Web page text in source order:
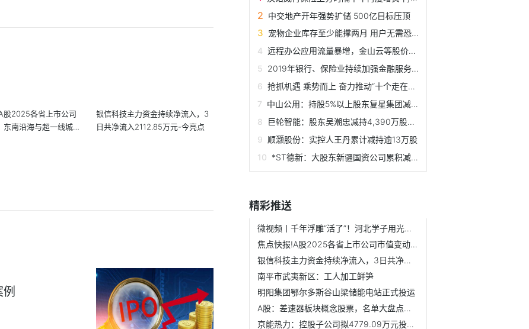
股2025各省上市公司
南沿海与超一线城市
银信科技主力资金持续净流入，3
日共净流入2112.85万元-今亮点
中交地产开年强势扩储 500亿目标压顶
宠物企业库存至少能撑两月 用户无需恐慌
远程办公应用流量暴增，金山云等股价涨势明显
2019年银行、保险业持续加强金融服务 总资产平稳增长
抢抓机遇 乘势而上 奋力推动“十个走在全市前列”——访市...
中山公用：持股5%以上股东复星集团减持均价8.75元
巨轮智能：股东吴潮忠减持4,390万股股价1.81元起
顺灏股份：实控人王丹累计减持逾13万股
*ST德新：大股东新疆国资公司累积减持251.83万股
精彩推送
微视频丨千年浮雕“活了”！河北学子用光影舞姿重现《散乐图》
焦点快报!A股2025各省上市公司市值变动：东南沿海与超一线城...
银信科技主力资金持续净流入，3日共净流入2112.85万元-今亮点
南平市武夷新区：工人加工鲜笋
明阳集团鄂尔多斯谷山梁储能电站正式投运
A股：差速器板块概念股票，名单大盘点！（2025/12/30）_快消息
京能热力：控股子公司拟4779.09万元投建六郎庄供冷供热项目